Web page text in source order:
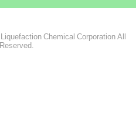
Chemical Corporation All